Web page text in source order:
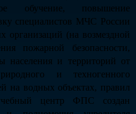
обучение, повышение
специалистов МЧС России
организаций (на возмездной
пожарной безопасности,
населения и территорий от
и техногенного
на водных объектах, правил
центр ФПС создан